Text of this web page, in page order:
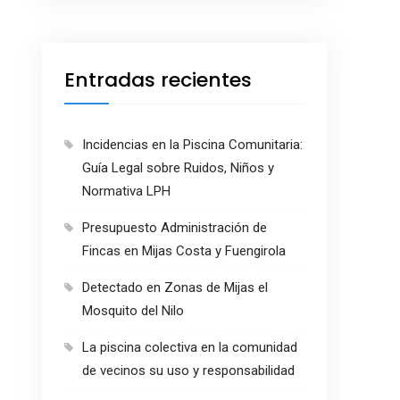
Entradas recientes
Incidencias en la Piscina Comunitaria:
Guía Legal sobre Ruidos, Niños y
Normativa LPH
Presupuesto Administración de
Fincas en Mijas Costa y Fuengirola
Detectado en Zonas de Mijas el
Mosquito del Nilo
La piscina colectiva en la comunidad
de vecinos su uso y responsabilidad